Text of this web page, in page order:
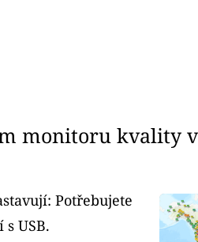
monitoru kvality
Potřebujete
USB.